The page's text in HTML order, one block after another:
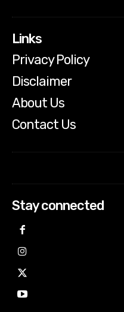
Links
Privacy Policy
Disclaimer
About Us
Contact Us
Stay connected